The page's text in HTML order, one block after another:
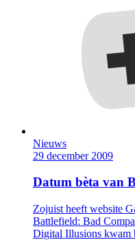
Nieuws
29 december 2009
Datum bèta van
Zojuist heeft website
Battlefield: Bad
Digital Illusions kwam